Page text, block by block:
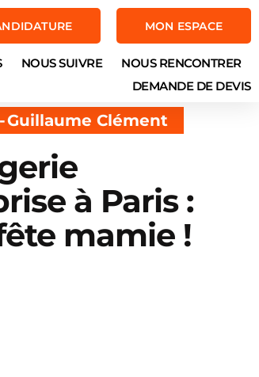
MON ESPACE
NOUS SUIVRE
NOUS RENCONTRER
DEMANDE DE DEVIS
Guillaume Clément
à Paris :
mamie !